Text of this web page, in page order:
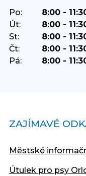
Po:
8:00 -
Út:
8:00 -
St:
8:00 -
Čt:
8:00 -
Pá:
8:00 -
ZAJÍMAVÉ
Městské
Útulek pro psy